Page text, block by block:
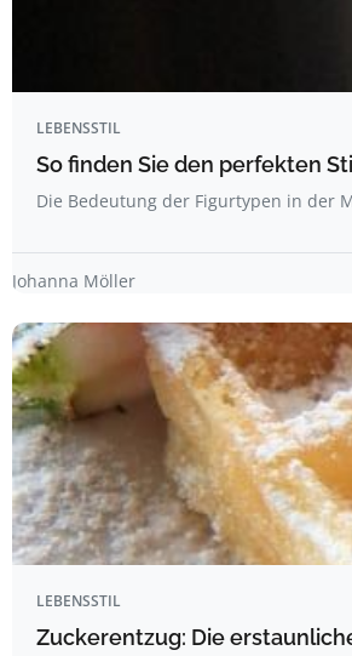
LEBENSSTIL
So finden Sie den perfekten
Die Bedeutung der Figurtypen in der
Johanna Möller
LEBENSSTIL
Zuckerentzug: Die